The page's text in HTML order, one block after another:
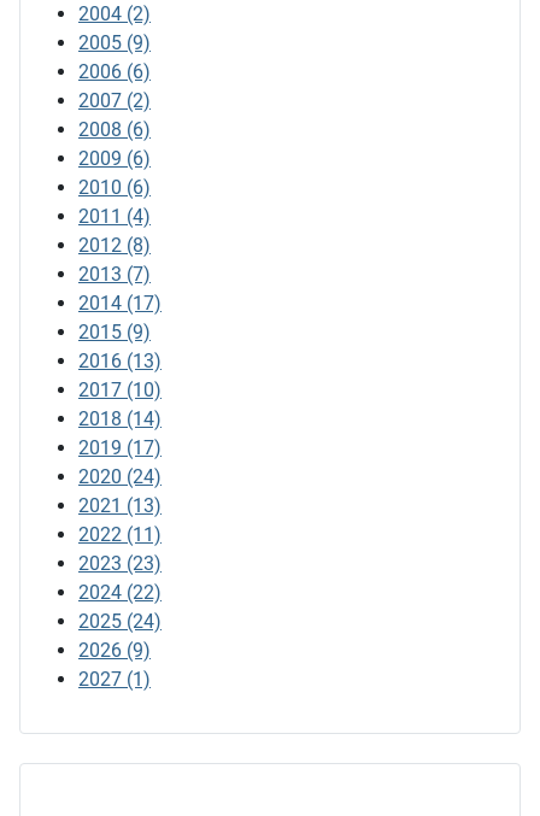
2004 (2)
2005 (9)
2006 (6)
2007 (2)
2008 (6)
2009 (6)
2010 (6)
2011 (4)
2012 (8)
2013 (7)
2014 (17)
2015 (9)
2016 (13)
2017 (10)
2018 (14)
2019 (17)
2020 (24)
2021 (13)
2022 (11)
2023 (23)
2024 (22)
2025 (24)
2026 (9)
2027 (1)